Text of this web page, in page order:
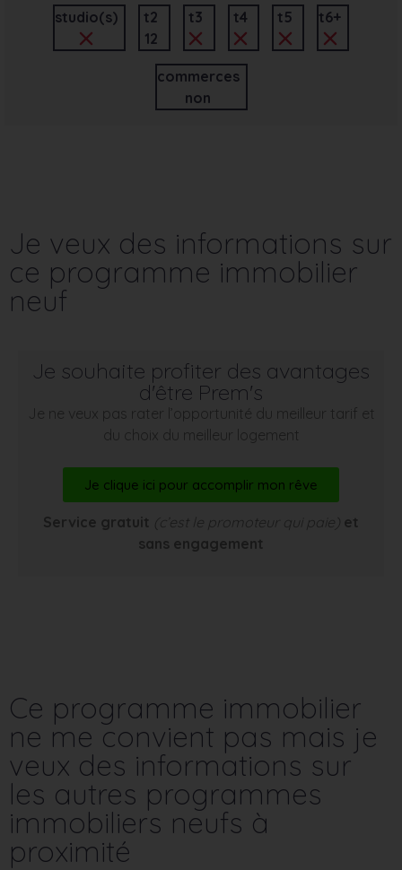
studio(s)
t2
12
t3 t4 t5 t6+
commerces
non
Je veux des informations sur
ce programme immobilier
neuf
Je souhaite profiter des avantages
d'être Prem's
Je ne veux pas rater l’opportunité du meilleur tarif et
du choix du meilleur logement
Je clique ici pour accomplir mon rêve
Service gratuit (c’est le promoteur qui paie) et
sans engagement
Ce programme immobilier
ne me convient pas mais je
veux des informations sur
les autres programmes
immobiliers neufs à
proximité